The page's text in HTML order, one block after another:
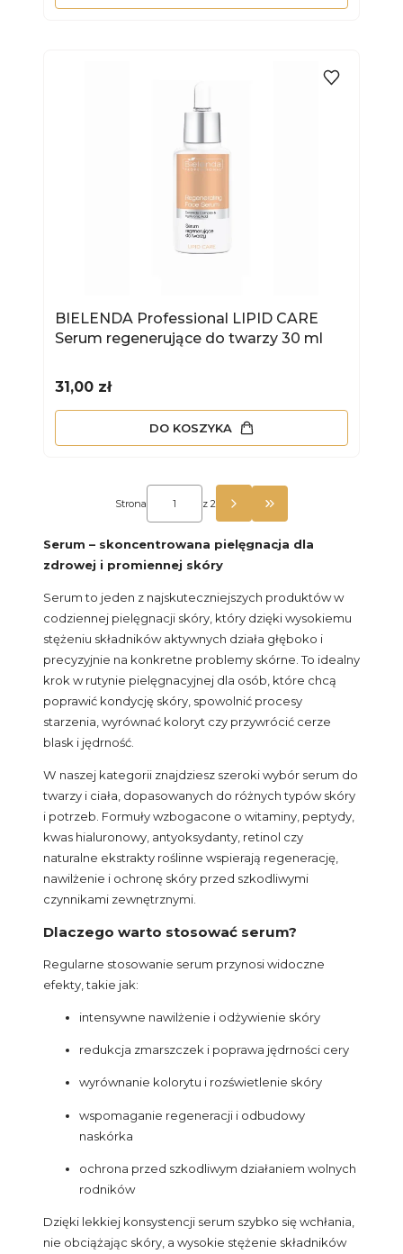
BIELENDA Professional LIPID CARE
Serum regenerujące do twarzy 30 ml
Cena
31,00 zł
DO KOSZYKA
Strona z 2
PRZEJDŹ DO
Serum – skoncentrowana pielęgnacja dla
zdrowej i promiennej skóry
Serum to jeden z najskuteczniejszych produktów w
codziennej pielęgnacji skóry, który dzięki wysokiemu
stężeniu składników aktywnych działa głęboko i
precyzyjnie na konkretne problemy skórne. To idealny
krok w rutynie pielęgnacyjnej dla osób, które chcą
poprawić kondycję skóry, spowolnić procesy
starzenia, wyrównać koloryt czy przywrócić cerze
blask i jędrność.
W naszej kategorii znajdziesz szeroki wybór serum do
twarzy i ciała, dopasowanych do różnych typów skóry
i potrzeb. Formuły wzbogacone o witaminy, peptydy,
kwas hialuronowy, antyoksydanty, retinol czy
naturalne ekstrakty roślinne wspierają regenerację,
nawilżenie i ochronę skóry przed szkodliwymi
czynnikami zewnętrznymi.
Dlaczego warto stosować serum?
Regularne stosowanie serum przynosi widoczne
efekty, takie jak:
intensywne nawilżenie i odżywienie skóry
redukcja zmarszczek i poprawa jędrności cery
wyrównanie kolorytu i rozświetlenie skóry
wspomaganie regeneracji i odbudowy
naskórka
ochrona przed szkodliwym działaniem wolnych
rodników
Dzięki lekkiej konsystencji serum szybko się wchłania,
nie obciążając skóry, a wysokie stężenie składników